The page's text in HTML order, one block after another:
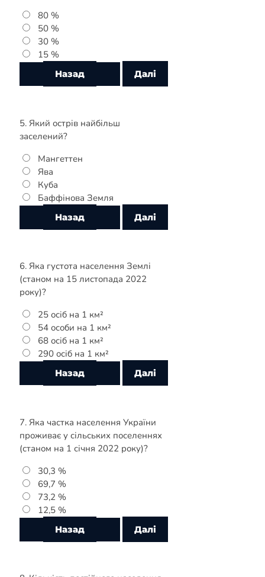
80 %
50 %
30 %
15 %
5. Який острів найбільш
заселений?
Мангеттен
Ява
Куба
Баффінова Земля
6. Яка густота населення Землі
(станом на 15 листопада 2022
року)?
25 осіб на 1 км²
54 особи на 1 км²
68 осіб на 1 км²
290 осіб на 1 км²
7. Яка частка населення України
проживає у сільських поселеннях
(станом на 1 січня 2022 року)?
30,3 %
69,7 %
73,2 %
12,5 %